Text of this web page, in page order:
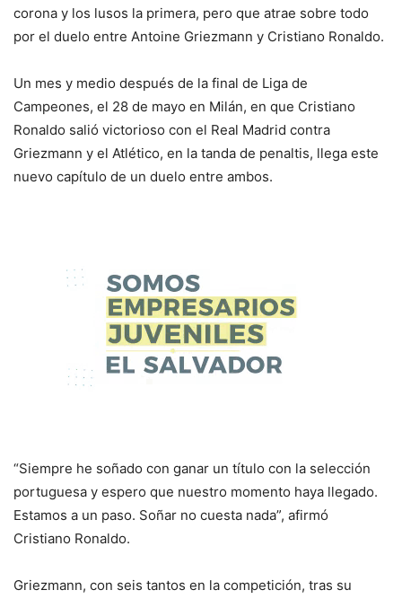
corona y los lusos la primera, pero que atrae sobre todo
por el duelo entre Antoine Griezmann y Cristiano Ronaldo.
Un mes y medio después de la final de Liga de
Campeones, el 28 de mayo en Milán, en que Cristiano
Ronaldo salió victorioso con el Real Madrid contra
Griezmann y el Atlético, en la tanda de penaltis, llega este
nuevo capítulo de un duelo entre ambos.
“Siempre he soñado con ganar un título con la selección
portuguesa y espero que nuestro momento haya llegado.
Estamos a un paso. Soñar no cuesta nada”, afirmó
Cristiano Ronaldo.
Griezmann, con seis tantos en la competición, tras su